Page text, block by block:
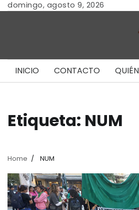
Skipdomingo, agosto 9, 2026
INICIO
CONTACTO
Etiqueta: NUM
Home NUM